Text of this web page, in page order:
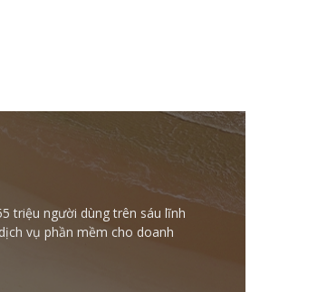
triệu người dùng trên sáu lĩnh
vụ phần mềm cho doanh